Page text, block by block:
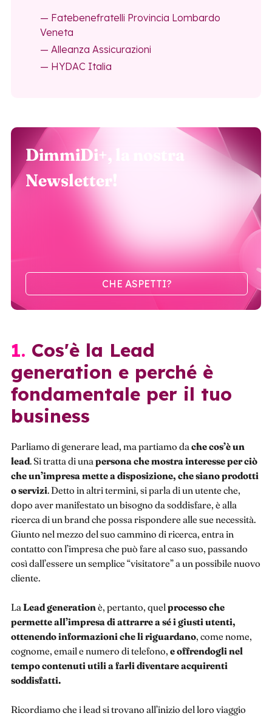
— Fatebenefratelli Provincia Lombardo
Veneta
— Alleanza Assicurazioni
— HYDAC Italia
DimmiDi+, la nostra
Newsletter!
CHE ASPETTI?
1. Cos'è la Lead
generation e perché è
fondamentale per il tuo
business
Parliamo di generare lead, ma partiamo da che cos’è un
lead. Si tratta di una persona che mostra interesse per ciò
che un’impresa mette a disposizione, che siano prodotti
o servizi. Detto in altri termini, si parla di un utente che,
dopo aver manifestato un bisogno da soddisfare, è alla
ricerca di un brand che possa rispondere alle sue necessità.
Giunto nel mezzo del suo cammino di ricerca, entra in
contatto con l’impresa che può fare al caso suo, passando
così dall’essere un semplice “visitatore” a un possibile nuovo
cliente.
La Lead generation è, pertanto, quel processo che
permette all’impresa di attrarre a sé i giusti utenti,
ottenendo informazioni che li riguardano, come nome,
cognome, email e numero di telefono, e offrendogli nel
tempo contenuti utili a farli diventare acquirenti
soddisfatti.
Ricordiamo che i lead si trovano all’inizio del loro viaggio